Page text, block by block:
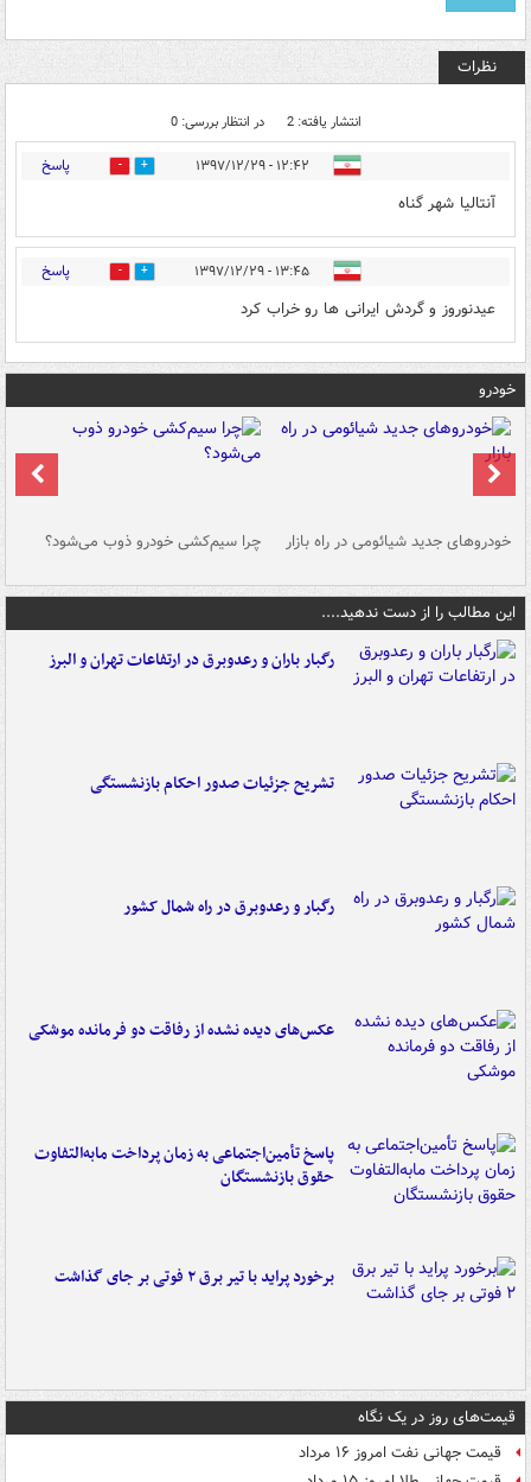
نظرات
انتشار یافته: 2 در انتظار بررسی: 0
۱۲:۴۲ - ۱۳۹۷/۱۲/۲۹ 3 پاسخ
آنتالیا شهر گناه
۱۳:۴۵ - ۱۳۹۷/۱۲/۲۹ 3 پاسخ
عیدنوروز و گردش ایرانی ها رو خراب کرد
خودرو
خودروهای جدید شیائومی در راه بازار چرا سیم‌کشی خودرو ذوب می‌شود؟
این مطالب را از دست ندهید....
رگبار باران و رعدوبرق در ارتفاعات تهران و البرز
تشریح جزئیات صدور احکام بازنشستگی
رگبار و رعدوبرق در راه شمال کشور
عکس‌های دیده نشده از رفاقت دو فرمانده‌ موشکی
پاسخ تأمین‌اجتماعی به زمان پرداخت مابه‌التفاوت
حقوق بازنشستگان
برخورد پراید با تیر برق ۲ فوتی بر جای گذاشت
قیمت‌های روز در یک نگاه
قیمت جهانی نفت امروز ۱۶ مرداد